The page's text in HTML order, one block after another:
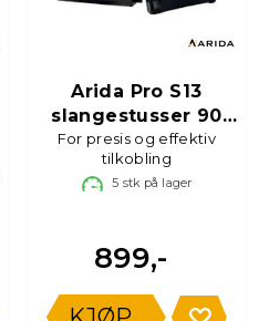
Arida Pro S13
slangestusser 90
mm
For presis og effektiv
tilkobling
5 stk på lager
899,-